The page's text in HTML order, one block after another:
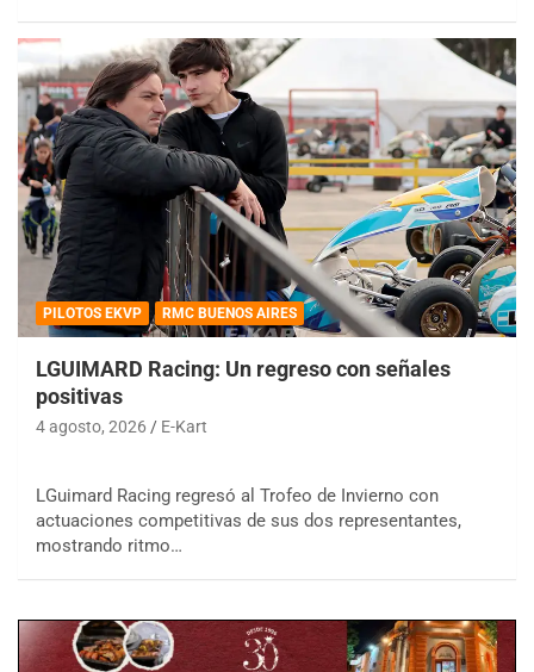
PILOTOS EKVP RMC BUENOS AIRES
LGUIMARD Racing: Un regreso con señales
positivas
4 agosto, 2026 E-Kart
LGuimard Racing regresó al Trofeo de Invierno con
actuaciones competitivas de sus dos representantes,
mostrando ritmo…
COBERTURA ESPECIAL DE E-KART.COM.AR
08/09-AGO
KDO - F6